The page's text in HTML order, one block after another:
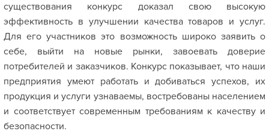
существования конкурс доказал свою высокую
эффективность в улучшении качества товаров и услуг.
Для его участников это возможность широко заявить о
себе, выйти на новые рынки, завоевать доверие
потребителей и заказчиков. Конкурс показывает, что наши
предприятия умеют работать и добиваться успехов, их
продукция и услуги узнаваемы, востребованы населением
и соответствует современным требованиям к качеству и
безопасности.